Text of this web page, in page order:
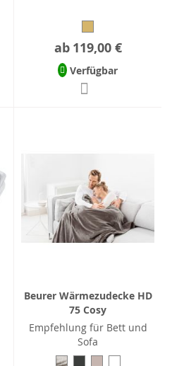
ab 119,00 €
Verfügbar
Beurer Wärmezudecke HD
75 Cosy
Empfehlung für Bett und
Sofa